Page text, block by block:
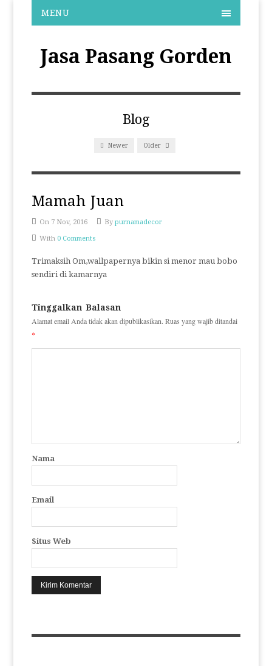
MENU
Jasa Pasang Gorden
Blog
Newer Older
Mamah Juan
On 7 Nov, 2016 Bypurnamadecor
With 0 Comments
Trimaksih Om,wallpapernya bikin si menor mau bobo
sendiri di kamarnya
Tinggalkan Balasan
Alamat email Anda tidak akan dipublikasikan. Ruas yang wajib ditandai
*
Nama
Email
Situs Web